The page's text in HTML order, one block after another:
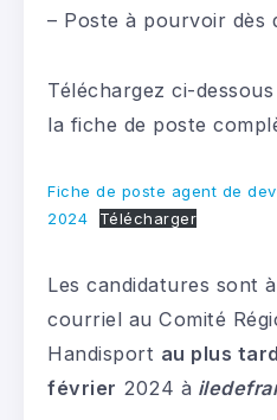
– Poste à pourvoir dès
Téléchargez ci-dessous
la fiche de poste
Fiche de poste agent de
2024
Télécharger
Les candidatures sont
courriel au Comité
Handisport au plus
février 2024 à